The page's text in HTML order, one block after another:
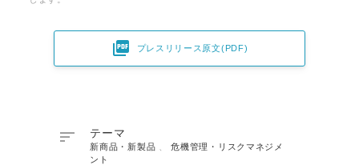
 プレスリリース原文(PDF)
 テーマ
新商品・新製品 、危機管理・リスクマネジメ
ント